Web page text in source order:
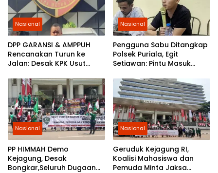
Nasional
DPP GARANSI & AMPPUH
Rencanakan Turun ke
Jalan: Desak KPK Usut
Gembok Rp92,5 Miliar
Ditjenpas
Nasional
Pengguna Sabu Ditangkap
Polsek Puriala, Egit
Setiawan: Pintu Masuk
Nasional
PP HIMMAH Demo
Kejagung, Desak
Bongkar,Seluruh Dugaan
Nasional
Geruduk Kejagung RI,
Koalisi Mahasiswa dan
Pemuda Minta Jaksa